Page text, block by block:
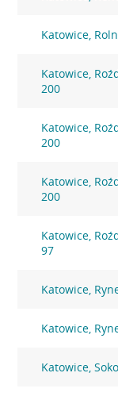
Katowice,
Katowice,
200
Katowice,
200
Katowice,
200
Katowice,
97
Katowice,
Katowice,
Katowice,